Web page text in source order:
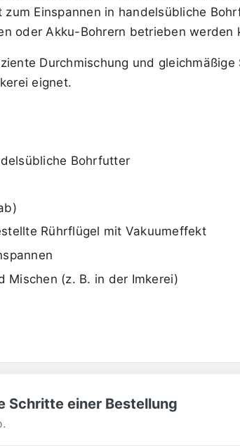
Einspannen in handelsübliche
oder Akku-Bohrern betrieben werden
Durchmischung und
eignet.
Bohrfutter
Rührflügel mit Vakuumeffekt
Mischen (z. B. in der Imkerei)
Schritte einer Bestellung